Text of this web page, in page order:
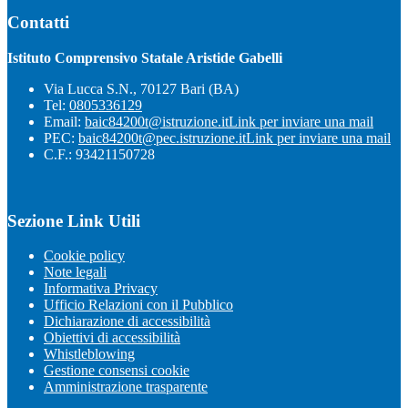
Contatti
Istituto Comprensivo Statale Aristide Gabelli
Via Lucca S.N., 70127 Bari (BA)
Tel: 0805336129
Email: baic84200t@istruzione.itLink per inviare una mail
PEC: baic84200t@pec.istruzione.itLink per inviare una mail
C.F.: 93421150728
Sezione Link Utili
Cookie policy
Note legali
Informativa Privacy
Ufficio Relazioni con il Pubblico
Dichiarazione di accessibilità
Obiettivi di accessibilità
Whistleblowing
Gestione consensi cookie
Amministrazione trasparente